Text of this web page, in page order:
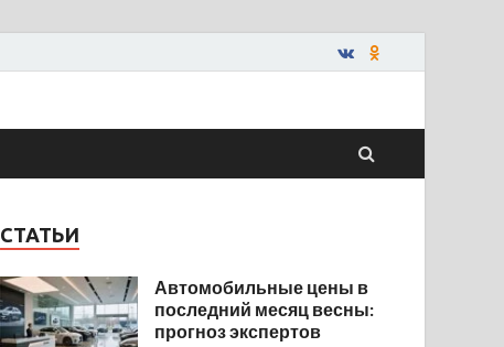
СТАТЬИ
Автомобильные цены в
последний месяц весны:
прогноз экспертов